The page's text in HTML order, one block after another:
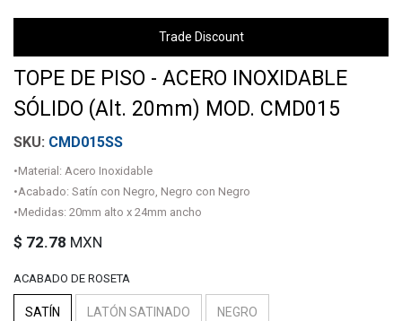
Trade Discount
TOPE DE PISO - ACERO INOXIDABLE
SÓLIDO (Alt. 20mm) MOD. CMD015
CMD015SS
•Material: Acero Inoxidable
•Acabado: Satín con Negro, Negro con Negro
•Medidas: 20mm alto x 24mm ancho
$ 72.78 MXN
ACABADO DE ROSETA
SATÍN LATÓN SATINADO NEGRO